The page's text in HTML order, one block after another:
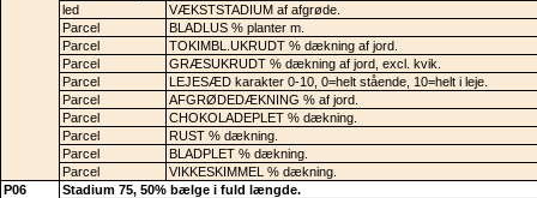
led
VÆKSTSTADIUM af afgrøde.
Parcel
BLADLUS % planter m.
Parcel
TOKIMBL.UKRUDT % dækning af jord.
Parcel
GRÆSUKRUDT % dækning af jord, excl. kvik.
Parcel
LEJESÆD karakter 0-10, 0=helt stående, 10=helt i leje.
Parcel
AFGRØDEDÆKNING % af jord.
Parcel
CHOKOLADEPLET % dækning.
Parcel
RUST % dækning.
Parcel
BLADPLET % dækning.
Parcel
VIKKESKIMMEL % dækning.
P06
Stadium 75, 50% bælge i fuld længde.